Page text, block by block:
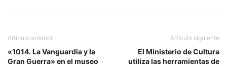
Artículo anterior
«1014. La Vanguardia y la
Gran Guerra» en el museo
Artículo siguiente
El Ministerio de Cultura
utiliza las herramientas de